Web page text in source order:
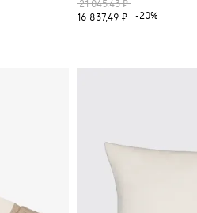
21 045,43 ₽
16 837,49 ₽
-20%